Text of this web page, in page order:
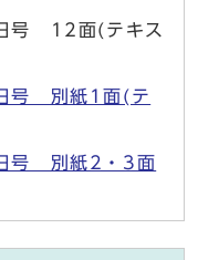
号 12面(テキス
号 別紙1面(テ
号 別紙2・3面